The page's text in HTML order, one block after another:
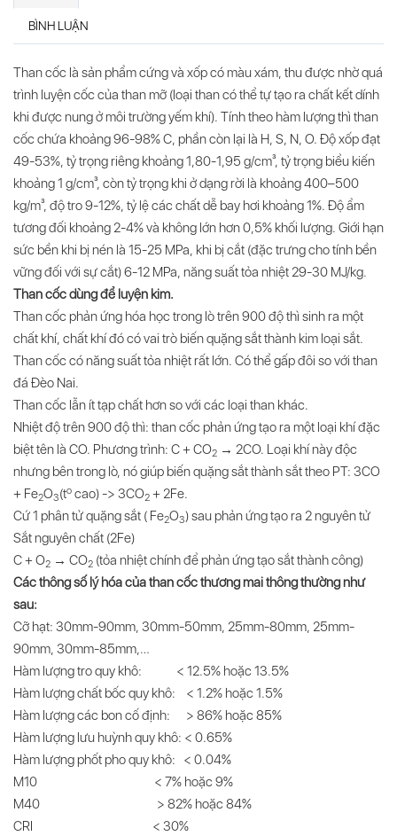
BÌNH LUẬN
Than cốc là sản phẩm cứng và xốp có màu xám, thu được nhờ quá
trình luyện cốc của than mỡ (loại than có thể tự tạo ra chất kết dính
khi được nung ở môi trường yếm khí). Tính theo hàm lượng thì than
cốc chứa khoảng 96-98% С, phần còn lại là Н, S, N, O. Độ xốp đạt
49-53%, tỷ trọng riêng khoảng 1,80-1,95 g/cm³, tỷ trọng biểu kiến
khoảng 1 g/cm³, còn tỷ trọng khi ở dạng rời là khoảng 400–500
kg/m³, độ tro 9-12%, tỷ lệ các chất dễ bay hơi khoảng 1%. Độ ẩm
tương đối khoảng 2-4% và không lớn hơn 0,5% khối lượng. Giới hạn
sức bền khi bị nén là 15-25 MPa, khi bị cắt (đặc trưng cho tính bền
vững đối với sự cắt) 6-12 MPa, năng suất tỏa nhiệt 29-30 MJ/kg.
Than cốc dùng để luyện kim.
Than cốc phản ứng hóa học trong lò trên 900 độ thì sinh ra một
chất khí, chất khí đó có vai trò biến quặng sắt thành kim loại sắt.
Than cốc có năng suất tỏa nhiệt rất lớn. Có thể gấp đôi so với than
đá Đèo Nai.
Than cốc lẫn ít tạp chất hơn so với các loại than khác.
Nhiệt độ trên 900 độ thì: than cốc phản ứng tạo ra một loại khí đặc
biệt tên là CO. Phương trình: С + СО2 → 2СО. Loại khí này độc
nhưng bên trong lò, nó giúp biến quặng sắt thành sắt theo PT: 3CO
+ Fe2O3(to cao) -> 3CO2 + 2Fe.
Cứ 1 phân tử quặng sắt ( Fe2O3) sau phản ứng tạo ra 2 nguyên tử
Sắt nguyên chất (2Fe)
С + О2 → СО2 (tỏa nhiệt chính để phản ứng tạo sắt thành công)
Các thông số lý hóa của than cốc thương mai thông thường như
sau:
Cỡ hạt: 30mm-90mm, 30mm-50mm, 25mm-80mm, 25mm-
90mm, 30mm-85mm,…
Hàm lượng tro quy khô: < 12.5% hoặc 13.5%
Hàm lượng chất bốc quy khô: < 1.2% hoặc 1.5%
Hàm lượng các bon cố định: > 86% hoặc 85%
Hàm lượng lưu huỳnh quy khô: < 0.65%
Hàm lượng phốt pho quy khô: < 0.04%
M10 < 7% hoặc 9%
M40 > 82% hoặc 84%
CRI < 30%